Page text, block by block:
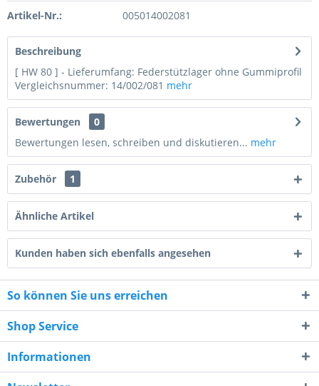
7 * 8 = ?
Ich habe dieDatenschutzerklärunggelesen,
Artikel-Nr.: 005014002081
Beschreibung
[ HW 80 ] - Lieferumfang: Federstützlager ohne Gummiprofil
Vergleichsnummer: 14/002/081 mehr
Bewertungen
0
Bewertungen lesen, schreiben und diskutieren... mehr
Zubehör 1
Ähnliche Artikel
Kunden haben sich ebenfalls angesehen
So können Sie uns erreichen
Shop Service
Informationen